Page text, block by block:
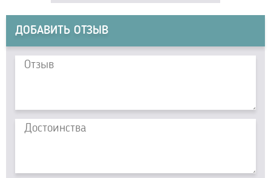
ДОБАВИТЬ ОТЗЫВ